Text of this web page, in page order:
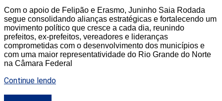
Com o apoio de Felipão e Erasmo, Juninho Saia Rodada
segue consolidando alianças estratégicas e fortalecendo um
movimento político que cresce a cada dia, reunindo
prefeitos, ex-prefeitos, vereadores e lideranças
comprometidas com o desenvolvimento dos municípios e
com uma maior representatividade do Rio Grande do Norte
na Câmara Federal
Continue lendo